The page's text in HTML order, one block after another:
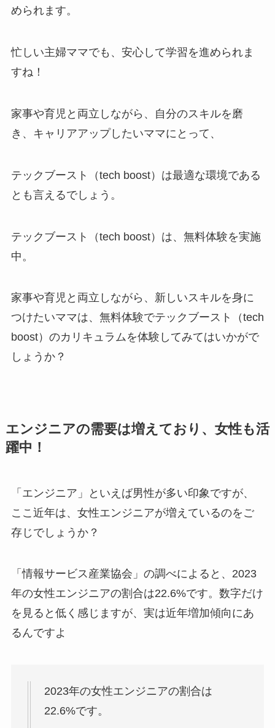
められます。
忙しい主婦ママでも、安心して学習を進められま
すね！
家事や育児と両立しながら、自分のスキルを磨
き、キャリアアップしたいママにとって、
テックブースト（tech boost）は最適な環境である
とも言えるでしょう。
テックブースト（tech boost）は、無料体験を実施
中。
家事や育児と両立しながら、新しいスキルを身に
つけたいママは、無料体験でテックブースト（tech
boost）のカリキュラムを体験してみてはいかがで
しょうか？
エンジニアの需要は増えており、女性も活
躍中！
「エンジニア」といえば男性が多い印象ですが、
ここ近年は、女性エンジニアが増えているのをご
存じでしょうか？
「情報サービス産業協会」の調べによると、2023
年の女性エンジニアの割合は22.6%です。数字だけ
を見ると低く感じますが、実は近年増加傾向にあ
るんですよ
2023年の女性エンジニアの割合は
22.6%です。